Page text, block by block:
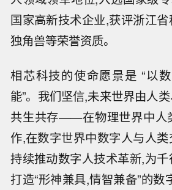
国家高新技术企业,获评浙江
独角兽等荣誉资质。
相芯科技的使命愿景是 “以
能”。我们坚信,未来世界由人
共生共存——在物理世界中人
作,在数字世界中数字人与人
持续推动数字人技术革新,为
打造“形神兼具,情智兼备”的数